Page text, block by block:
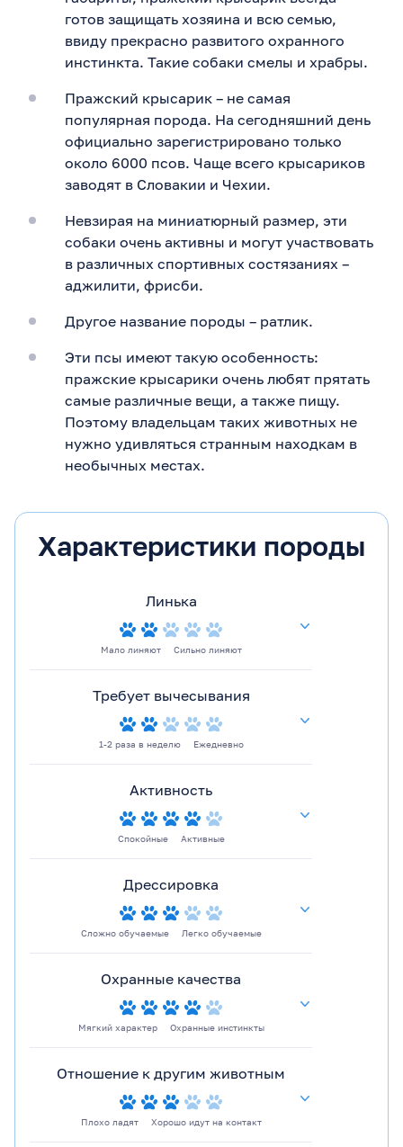
готов защищать хозяина и всю семью,
ввиду прекрасно развитого охранного
инстинкта. Такие собаки смелы и храбры.
Пражский крысарик – не самая
популярная порода. На сегодняшний день
официально зарегистрировано только
около 6000 псов. Чаще всего крысариков
заводят в Словакии и Чехии.
Невзирая на миниатюрный размер, эти
собаки очень активны и могут участвовать
в различных спортивных состязаниях –
аджилити, фрисби.
Другое название породы – ратлик.
Эти псы имеют такую особенность:
пражские крысарики очень любят прятать
самые различные вещи, а также пищу.
Поэтому владельцам таких животных не
нужно удивляться странным находкам в
необычных местах.
Характеристики породы
Линька
Мало линяют Сильно линяют
Требует вычесывания
1-2 раза в неделю Ежедневно
Активность
Спокойные Активные
Дрессировка
Сложно обучаемые Легко обучаемые
Охранные качества
Мягкий характер Охранные инстинкты
Отношение к другим животным
Плохо ладят Хорошо идут на контакт